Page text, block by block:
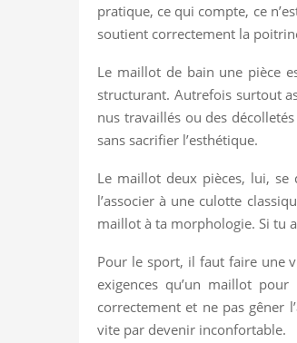
pratique, ce qui compte, ce
soutient correctement la
Le maillot de bain une pièce
structurant. Autrefois surtout
nus travaillés ou des
sans sacrifier l’esthétique.
Le maillot deux pièces, lui,
l’associer à une culotte
maillot à ta morphologie. Si tu
Pour le sport, il faut faire une
exigences qu’un maillot
correctement et ne pas gêner
vite par devenir inconfortable.